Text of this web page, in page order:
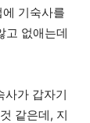
기숙사를
고 없애는데
가 갑자기
같은데, 지